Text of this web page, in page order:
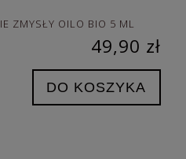
ZMYSŁY OILO BIO 5 ML
49,90 zł
DO KOSZYKA